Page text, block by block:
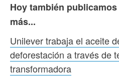
Hoy también
más...
Unilever trabaja el aceite
deforestación a través de
transformadora